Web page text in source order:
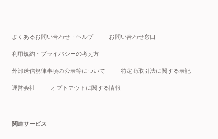
よくあるお問い合わせ・ヘルプ お問い合わせ窓口
利用規約・プライバシーの考え方
外部送信規律事項の公表等について 特定商取引法に関する表記
運営会社 オプトアウトに関する情報
関連サービス